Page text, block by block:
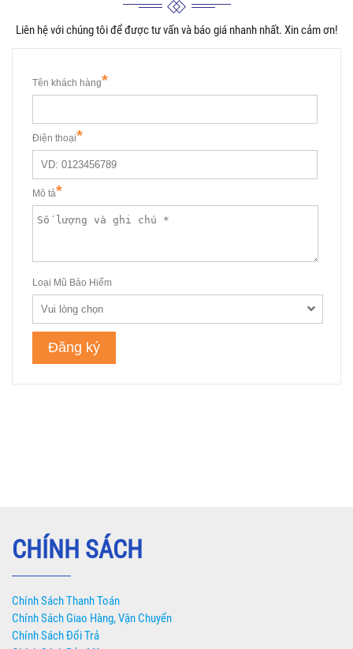
Liên hệ với chúng tôi để được tư vấn và báo giá nhanh nhất. Xin cảm ơn!
CHÍNH SÁCH
Chính Sách Thanh Toán
Chính Sách Giao Hàng, Vận Chuyển
Chính Sách Đổi Trả